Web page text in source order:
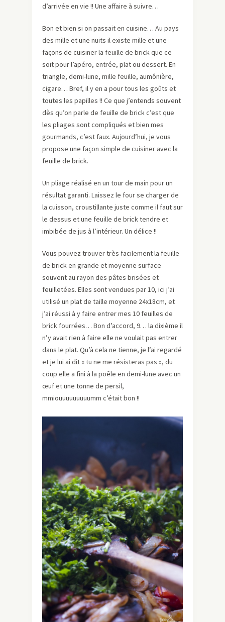
d’arrivée en vie !! Une affaire à suivre…
Bon et bien si on passait en cuisine… Au pays
des mille et une nuits il existe mille et une
façons de cuisiner la feuille de brick que ce
soit pour l’apéro, entrée, plat ou dessert. En
triangle, demi-lune, mille feuille, aumônière,
cigare… Bref, il y en a pour tous les goûts et
toutes les papilles !! Ce que j’entends souvent
dès qu’on parle de feuille de brick c’est que
les pliages sont compliqués et bien mes
gourmands, c’est faux. Aujourd’hui, je vous
propose une façon simple de cuisiner avec la
feuille de brick.
Un pliage réalisé en un tour de main pour un
résultat garanti. Laissez le four se charger de
la cuisson, croustillante juste comme il faut sur
le dessus et une feuille de brick tendre et
imbibée de jus à l’intérieur. Un délice !!
Vous pouvez trouver très facilement la feuille
de brick en grande et moyenne surface
souvent au rayon des pâtes brisées et
feuilletées. Elles sont vendues par 10, ici j’ai
utilisé un plat de taille moyenne 24x18cm, et
j’ai réussi à y faire entrer mes 10 feuilles de
brick fourrées… Bon d’accord, 9… la dixième il
n’y avait rien à faire elle ne voulait pas entrer
dans le plat. Qu’à cela ne tienne, je l’ai regardé
et je lui ai dit « tu ne me résisteras pas », du
coup elle a fini à la poêle en demi-lune avec un
œuf et une tonne de persil,
mmiouuuuuuuuumm c’était bon !!